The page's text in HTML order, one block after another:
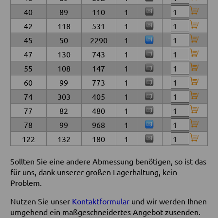
40
89 110
1
42
118 531
1
45
50 2290
1
47
130 743
1
55
108 147
1
60
99 773
1
74
303 405
1
77
82 480
1
78
99 968
1
122
132 180 1
Sollten Sie eine andere Abmessung benötigen, so ist das
für uns, dank unserer großen Lagerhaltung, kein
Problem.
Nutzen Sie unser Kontaktformularund wir werden Ihnen
umgehend ein maßgeschneidertes Angebot zusenden.